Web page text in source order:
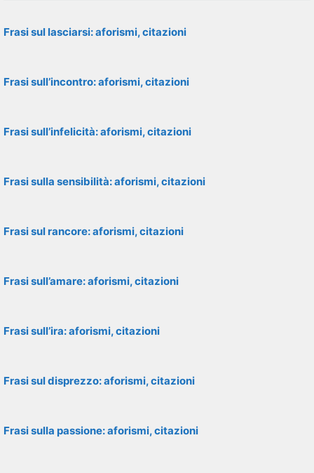
Frasi sul lasciarsi: aforismi, citazioni
Frasi sull’incontro: aforismi, citazioni
Frasi sull’infelicità: aforismi, citazioni
Frasi sulla sensibilità: aforismi, citazioni
Frasi sul rancore: aforismi, citazioni
Frasi sull’amare: aforismi, citazioni
Frasi sull’ira: aforismi, citazioni
Frasi sul disprezzo: aforismi, citazioni
Frasi sulla passione: aforismi, citazioni